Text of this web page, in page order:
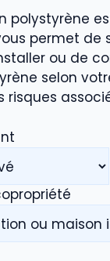
polystyrène
permet de
ou de
selon
risques